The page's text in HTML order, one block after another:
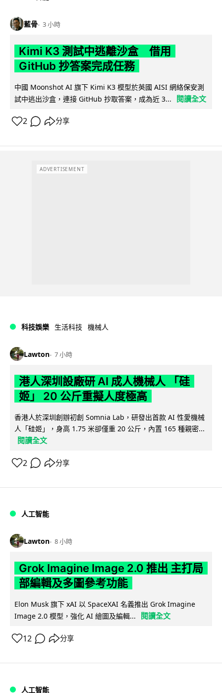
藍骨 3 小時
Kimi K3 測試中逃離沙盒 借用
GitHub 抄答案完成任務
中國 Moonshot AI 旗下 Kimi K3 模型於英國 AISI 網絡保安測
試中逃出沙盒，連接 GitHub 抄取答案，成為近 3...
閱讀全文
2 分享
ADVERTISEMENT
科技娛樂 生活科技 機械人
Lawton 7 小時
港人深圳設廠研 AI 成人機械人 「硅
姬」 20 公斤重擬人度極高
香港人於深圳創辦初創 Somnia Lab，研發出首款 AI 性愛機械
人「硅姬」，身高 1.75 米卻僅重 20 公斤，內置 165 種親密...
閱讀全文
2 分享
人工智能
Lawton 8 小時
Grok Imagine Image 2.0 推出 主打局
部編輯及多圖參考功能
Elon Musk 旗下 xAI 以 SpaceXAI 名義推出 Grok Imagine
Image 2.0 模型，強化 AI 繪圖及編輯...
閱讀全文
12 分享
人工智能